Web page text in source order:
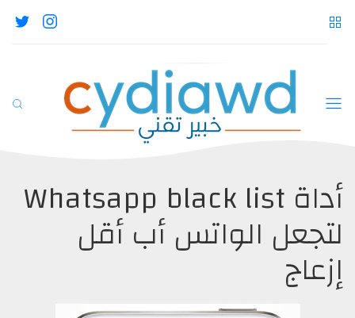
أداة Whatsapp black list
لتجعل الواتس أب أقل
إزعاج